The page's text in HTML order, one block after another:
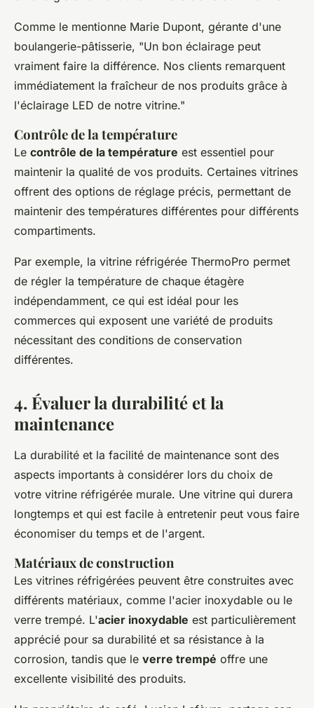
Comme le mentionne Marie Dupont, gérante d'une
boulangerie-pâtisserie, "Un bon éclairage peut
vraiment faire la différence. Nos clients remarquent
immédiatement la fraîcheur de nos produits grâce à
l'éclairage LED de notre vitrine."
Contrôle de la température
Le contrôle de la température est essentiel pour
maintenir la qualité de vos produits. Certaines vitrines
offrent des options de réglage précis, permettant de
maintenir des températures différentes pour différents
compartiments.
Par exemple, la vitrine réfrigérée ThermoPro permet
de régler la température de chaque étagère
indépendamment, ce qui est idéal pour les
commerces qui exposent une variété de produits
nécessitant des conditions de conservation
différentes.
4. Évaluer la durabilité et la
maintenance
La durabilité et la facilité de maintenance sont des
aspects importants à considérer lors du choix de
votre vitrine réfrigérée murale. Une vitrine qui durera
longtemps et qui est facile à entretenir peut vous faire
économiser du temps et de l'argent.
Matériaux de construction
Les vitrines réfrigérées peuvent être construites avec
différents matériaux, comme l'acier inoxydable ou le
verre trempé. L'acier inoxydable est particulièrement
apprécié pour sa durabilité et sa résistance à la
corrosion, tandis que le verre trempé offre une
excellente visibilité des produits.